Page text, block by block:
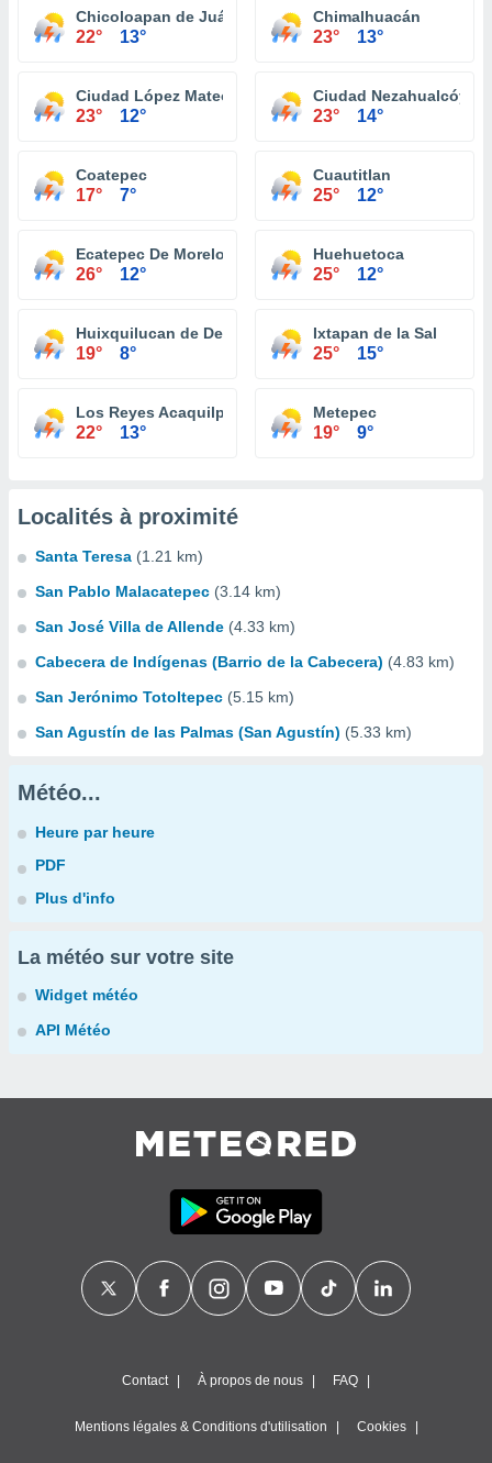
Chicoloapan de Juárez
22° 13°
Chimalhuacán
23° 13°
Ciudad López Mateos
23° 12°
Ciudad Nezahualcóyotl
23° 14°
Coatepec
17° 7°
Cuautitlan
25° 12°
Ecatepec De Morelos
26° 12°
Huehuetoca
25° 12°
Huixquilucan de Degollado
19° 8°
Ixtapan de la Sal
25° 15°
Los Reyes Acaquilpan
22° 13°
Metepec
19° 9°
Localités à proximité
Santa Teresa (1.21 km)
San Pablo Malacatepec (3.14 km)
San José Villa de Allende (4.33 km)
Cabecera de Indígenas (Barrio de la Cabecera) (4.83 km)
San Jerónimo Totoltepec (5.15 km)
San Agustín de las Palmas (San Agustín) (5.33 km)
Météo...
Heure par heure
PDF
Plus d'info
La météo sur votre site
Widget météo
API Météo
Contact À propos de nous FAQ
Mentions légales & Conditions d'utilisation Cookies